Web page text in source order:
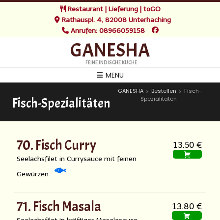
Restaurant | Lieferung | toGO
Rathauspl. 4, 82008 Unterhaching
Anrufen: 08966059158
GANESHA
FEINE INDISCHE KÜCHE
MENÜ
Fisch-Spezialitäten
GANESHA > Bestellen > Fisch-
Spezialitäten
70. Fisch Curry 13.50 €
Seelachsfilet in Currysauce mit feinen
Gewürzen
71. Fisch Masala 13.80 €